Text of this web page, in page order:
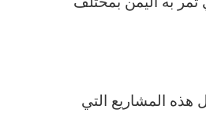
هذه المشاريع التي